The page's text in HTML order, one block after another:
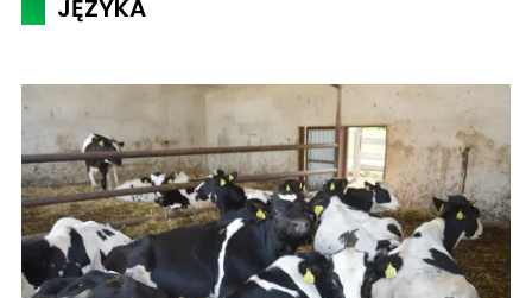
JĘZYKA